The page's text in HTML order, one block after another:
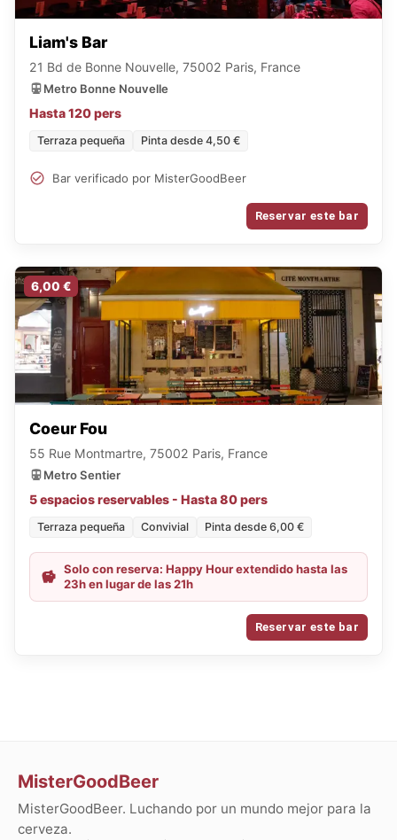
Liam's Bar
21 Bd de Bonne Nouvelle, 75002 Paris, France
Metro Bonne Nouvelle
Hasta 120 pers
Terraza pequeña Pinta desde 4,50 €
Bar verificado por MisterGoodBeer
Reservar este bar
6,00 €
Coeur Fou
55 Rue Montmartre, 75002 Paris, France
Metro Sentier
5 espacios reservables - Hasta 80 pers
Terraza pequeña Convivial Pinta desde 6,00 €
Solo con reserva: Happy Hour extendido hasta las
23h en lugar de las 21h
Reservar este bar
MisterGoodBeer
MisterGoodBeer. Luchando por un mundo mejor para la
cerveza.